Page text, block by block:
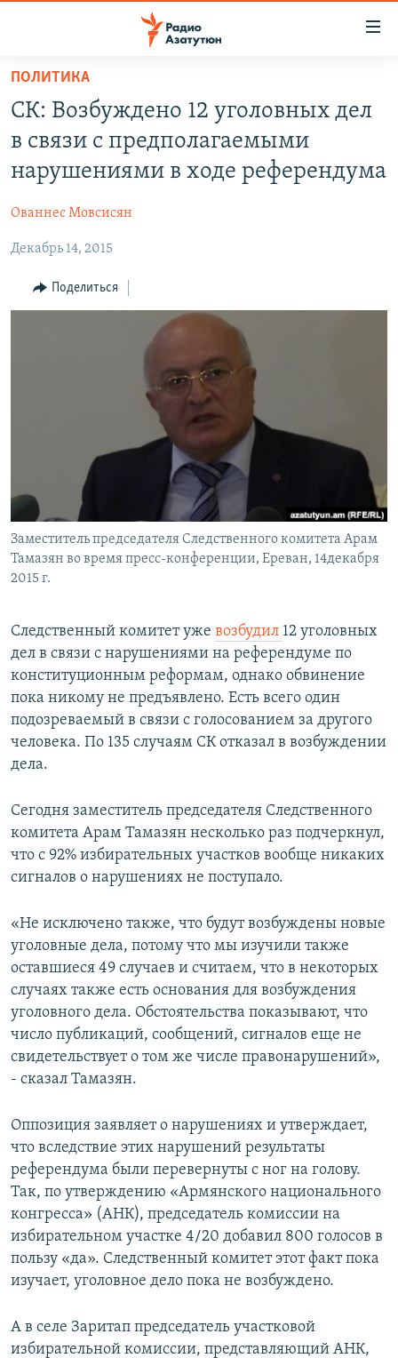
Перейти
основному
содержанию
основной
Перейти
поиску
ЭКОНОМИКА
РЕГИОН
НАГОРНЫЙ КАРАБАХ
Русский
Все сайты Радио Азатутюн
ПОЛИТИКА
СК: Возбуждено 12 уголовных дел
в связи с предполагаемыми
нарушениями в ходе референдума
Ованнес Мовсисян
Декабрь 14, 2015
Поделиться
Заместитель председателя Следственного комитета Арам
Тамазян во время пресс-конференции, Ереван, 14декабря
2015 г.
Следственный комитет уже возбудил 12 уголовных
дел в связи с нарушениями на референдуме по
конституционным реформам, однако обвинение
пока никому не предъявлено. Есть всего один
подозреваемый в связи с голосованием за другого
человека. По 135 случаям СК отказал в возбуждении
дела.
Сегодня заместитель председателя Следственного
комитета Арам Тамазян несколько раз подчеркнул,
что с 92% избирательных участков вообще никаких
сигналов о нарушениях не поступало.
«Не исключено также, что будут возбуждены новые
уголовные дела, потому что мы изучили также
оставшиеся 49 случаев и считаем, что в некоторых
случаях также есть основания для возбуждения
уголовного дела. Обстоятельства показывают, что
число публикаций, сообщений, сигналов еще не
свидетельствует о том же числе правонарушений»,
- сказал Тамазян.
Оппозиция заявляет о нарушениях и утверждает,
что вследствие этих нарушений результаты
референдума были перевернуты с ног на голову.
Так, по утверждению «Армянского национального
конгресса» (АНК), председатель комиссии на
избирательном участке 4/20 добавил 800 голосов в
пользу «да». Следственный комитет этот факт пока
изучает, уголовное дело пока не возбуждено.
А в селе Заритап председатель участковой
избирательной комиссии, представляющий АНК,